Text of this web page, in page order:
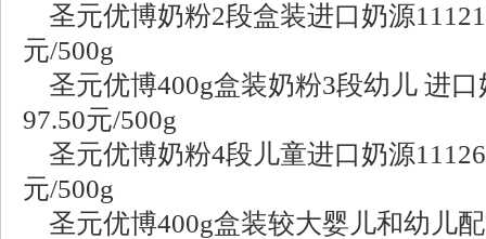
圣元优博奶粉2段盒装进口奶源
元/500g
圣元优博400g盒装奶粉3段幼儿 进口
97.50元/500g
圣元优博奶粉4段儿童进口奶源
元/500g
圣元优博400g盒装较大婴儿和幼儿